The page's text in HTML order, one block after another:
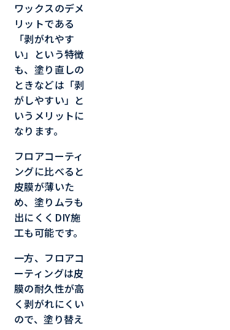
ワックスのデメ
リットである
「剥がれやす
い」という特徴
も、塗り直しの
ときなどは「剥
がしやすい」と
いうメリットに
なります。
フロアコーティ
ングに比べると
皮膜が薄いた
め、塗りムラも
出にくくDIY施
工も可能です。
一方、フロアコ
ーティングは皮
膜の耐久性が高
く剥がれにくい
ので、塗り替え